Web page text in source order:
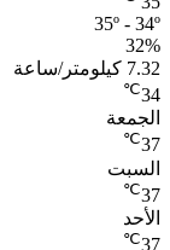
35º - 34º
32%
7.32 كيلومتر/ساعة
34
℃
الجمعة
37
℃
السبت
37
℃
الأحد
37
℃